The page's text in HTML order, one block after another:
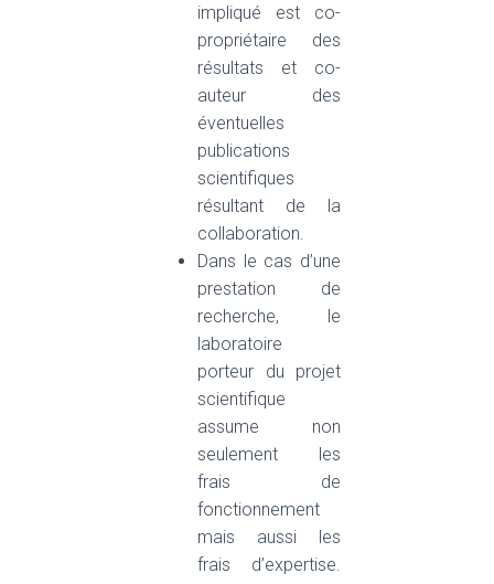
impliqué est co-
propriétaire des
résultats et co-
auteur des
éventuelles
publications
scientifiques
résultant de la
collaboration.
Dans le cas d’une
prestation de
recherche, le
laboratoire
porteur du projet
scientifique
assume non
seulement les
frais de
fonctionnement
mais aussi les
frais d’expertise.